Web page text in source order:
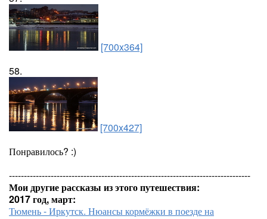
[700x364]
58.
[700x427]
Понравилось? :)
---------------------------------------------------------------------------------
Мои другие рассказы из этого путешествия:
2017 год, март:
Тюмень - Иркутск. Нюансы кормёжки в поезде на